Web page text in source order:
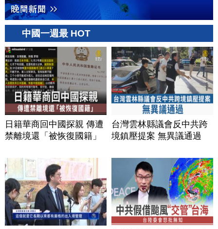
中國一週最 HOT
日籍華商回中國探親 傳遭
禁離境還「被恢復國籍」
台灣雲林縣議會反中共跨
境鎮壓提案 無異議通過